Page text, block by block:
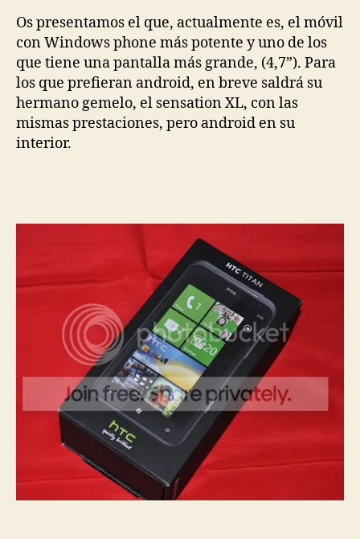
Os presentamos el que, actualmente es, el móvil
con Windows phone más potente y uno de los
que tiene una pantalla más grande, (4,7”). Para
los que prefieran android, en breve saldrá su
hermano gemelo, el sensation XL, con las
mismas prestaciones, pero android en su
interior.